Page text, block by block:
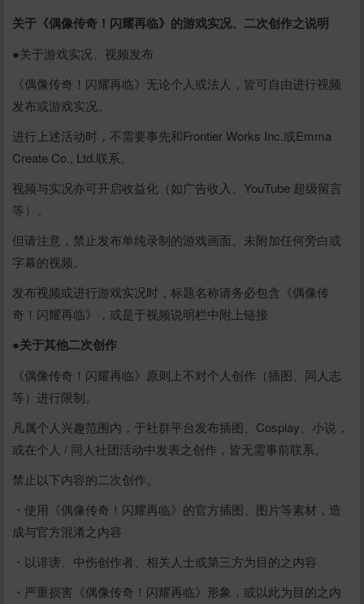
关于《偶像传奇！闪耀再临》的游戏实况、二次创作之说明
●关于游戏实况、视频发布
《偶像传奇！闪耀再临》无论个人或法人，皆可自由进行视频
发布或游戏实况。
进行上述活动时，不需要事先和Frontier Works Inc.或Emma
Create Co., Ltd.联系。
视频与实况亦可开启收益化（如广告收入、YouTube 超级留言
等）。
但请注意，禁止发布单纯录制的游戏画面、未附加任何旁白或
字幕的视频。
发布视频或进行游戏实况时，标题名称请务必包含《偶像传
奇！闪耀再临》，或是于视频说明栏中附上链接
●关于其他二次创作
《偶像传奇！闪耀再临》原则上不对个人创作（插图、同人志
等）进行限制。
凡属个人兴趣范围内，于社群平台发布插图、Cosplay、小说，
或在个人 / 同人社团活动中发表之创作，皆无需事前联系。
禁止以下内容的二次创作。
・使用《偶像传奇！闪耀再临》的官方插图、图片等素材，造
成与官方混淆之内容
・以诽谤、中伤创作者、相关人士或第三方为目的之内容
・严重损害《偶像传奇！闪耀再临》形象，或以此为目的之内